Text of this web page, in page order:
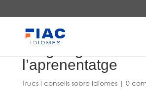
L´adquisició del
llenguatge versus
l’aprenentatge
Trucs i consells sobre idiomes| 0